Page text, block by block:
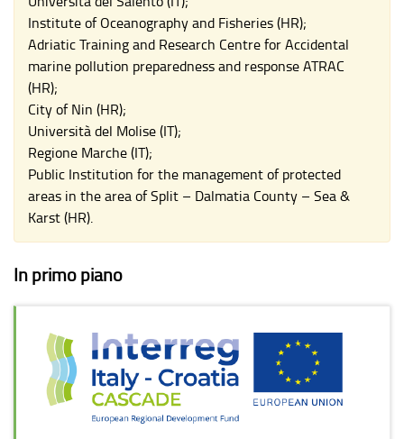
Institute of Oceanography and Fisheries (HR);
Adriatic Training and Research Centre for Accidental
marine pollution preparedness and response ATRAC
(HR);
City of Nin (HR);
Università del Molise (IT);
Regione Marche (IT);
Public Institution for the management of protected
areas in the area of Split – Dalmatia County – Sea &
Karst (HR).
In primo piano